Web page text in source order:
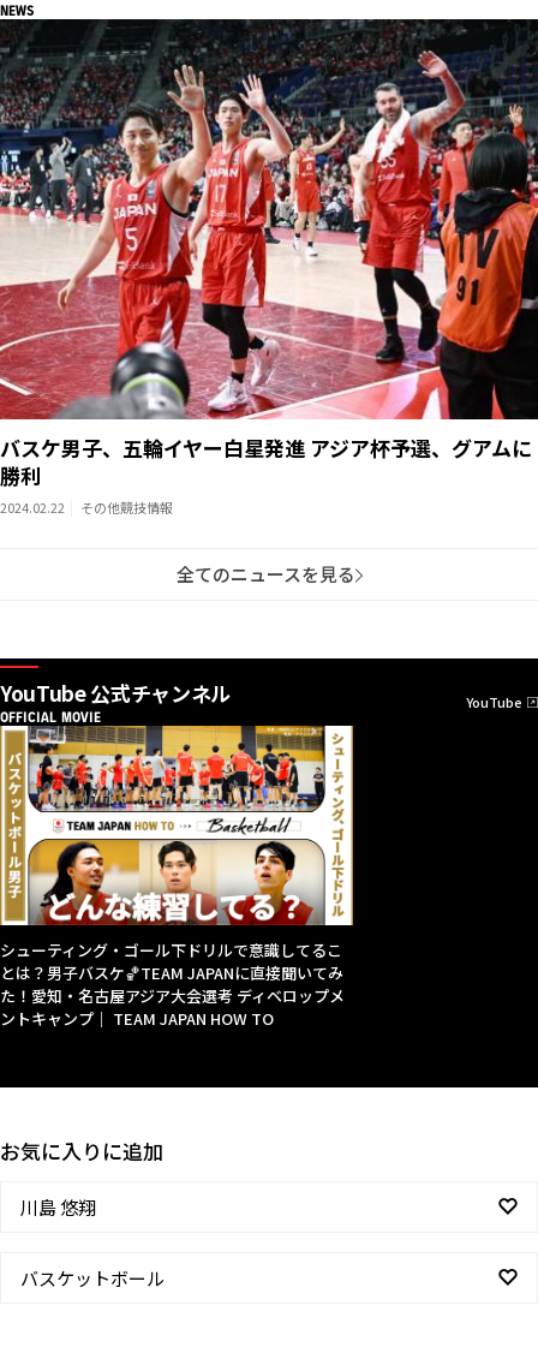
NEWS
バスケ男子、五輪イヤー白星発進 アジア杯予選、グアムに
勝利
2024.02.22 その他競技情報
全てのニュースを見る
YouTube 公式チャンネル
OFFICIAL MOVIE
YouTube
シューティング・ゴール下ドリルで意識してるこ
とは？男子バスケ🏀TEAM JAPANに直接聞いてみ
た！愛知・名古屋アジア大会選考 ディベロップメ
ントキャンプ｜ TEAM JAPAN HOW TO
お気に入りに追加
川島 悠翔
バスケットボール